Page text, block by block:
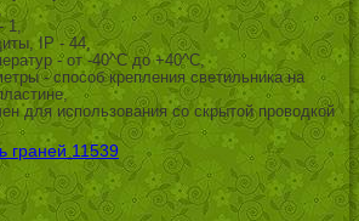
1,
IP - 44,
- от -40^C до +40^C,
- способ крепления светильника на
для использования со скрытой проводкой